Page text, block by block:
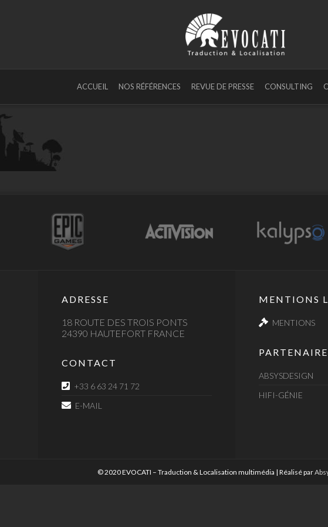
ACCUEIL NOS RÉFÉRENCES REVUE DE PRESSE CONSULTING
ADRESSE
18 ROUTE DES TROIS PONTS
24390 HAUTEFORT FRANCE
CONTACT
+33 6 63 24 71 72
E-MAIL
MENTIONS
MENTIONS
ABSYSDESIGN
HIFI-GÉNIE
© 2020 EVOCATI – Traduction & Localisation multimédia | Réalisé par